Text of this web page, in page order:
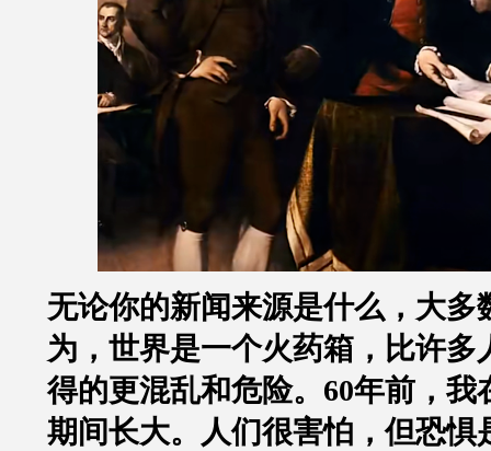
无论你的新闻来源是什么，大多
为，世界是一个火药箱，比许多
得的更混乱和危险。60年前，我
期间长大。人们很害怕，但恐惧